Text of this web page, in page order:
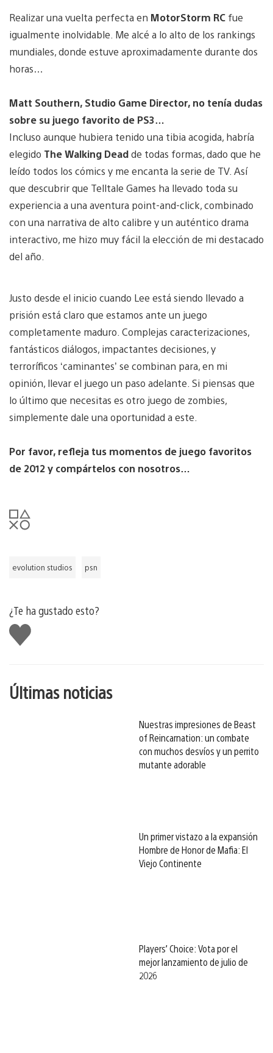
Realizar una vuelta perfecta en MotorStorm RC fue
igualmente inolvidable. Me alcé a lo alto de los rankings
mundiales, donde estuve aproximadamente durante dos
horas…
Matt Southern, Studio Game Director, no tenía dudas
sobre su juego favorito de PS3…
Incluso aunque hubiera tenido una tibia acogida, habría
elegido The Walking Deadde todas formas, dado que he
leído todos los cómics y me encanta la serie de TV. Así
que descubrir que Telltale Games ha llevado toda su
experiencia a una aventura point-and-click, combinado
con una narrativa de alto calibre y un auténtico drama
interactivo, me hizo muy fácil la elección de mi destacado
del año.
Justo desde el inicio cuando Lee está siendo llevado a
prisión está claro que estamos ante un juego
completamente maduro. Complejas caracterizaciones,
fantásticos diálogos, impactantes decisiones, y
terroríficos ‘caminantes’ se combinan para, en mi
opinión, llevar el juego un paso adelante. Si piensas que
lo último que necesitas es otro juego de zombies,
simplemente dale una oportunidad a este.
Por favor, refleja tus momentos de juego favoritos
de 2012 y compártelos con nosotros…
evolution studios psn
¿Te ha gustado esto?
Me
gusta
Últimas noticias
Nuestras impresiones de Beast
of Reincarnation: un combate
con muchos desvíos y un perrito
mutante adorable
Un primer vistazo a la expansión
Hombre de Honor de Mafia: El
Viejo Continente
Players’ Choice: Vota por el
mejor lanzamiento de julio de
2026